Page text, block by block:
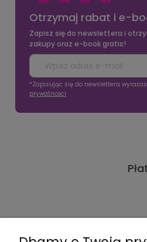
Otrzymaj rabat i e-
Zapisz się do newslettera i
zakupy oraz e-book gratis!
*Zapisując się do newslettera
prywatności